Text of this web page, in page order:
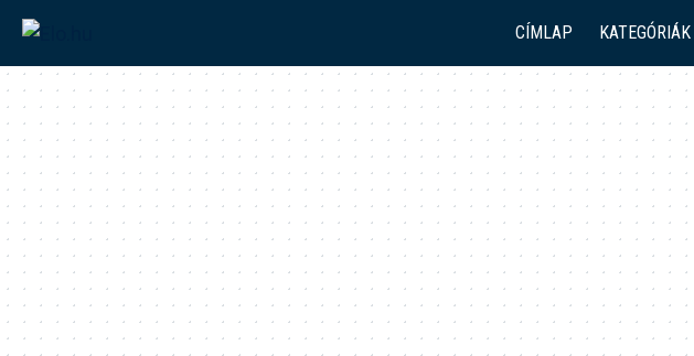
CÍMLAP KATEGÓRIÁK